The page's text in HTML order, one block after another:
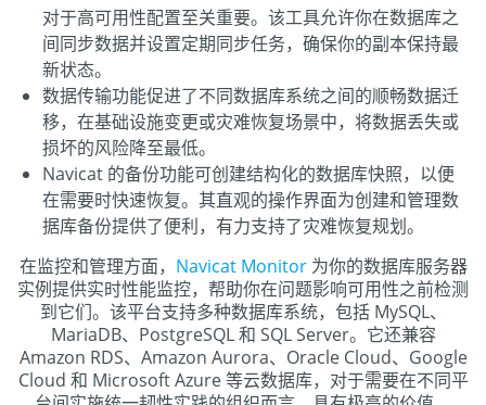
对于高可用性配置至关重要。该工具允许你在数据库之
间同步数据并设置定期同步任务，确保你的副本保持最
新状态。
数据传输功能促进了不同数据库系统之间的顺畅数据迁
移，在基础设施变更或灾难恢复场景中，将数据丢失或
损坏的风险降至最低。
Navicat 的备份功能可创建结构化的数据库快照，以便
在需要时快速恢复。其直观的操作界面为创建和管理数
据库备份提供了便利，有力支持了灾难恢复规划。
在监控和管理方面， Navicat Monitor为你的数据库服务器
实例提供实时性能监控，帮助你在问题影响可用性之前检测
到它们。该平台支持多种数据库系统，包括 MySQL、
MariaDB、PostgreSQL 和 SQL Server。它还兼容
Amazon RDS、Amazon Aurora、Oracle Cloud、Google
Cloud 和 Microsoft Azure 等云数据库，对于需要在不同平